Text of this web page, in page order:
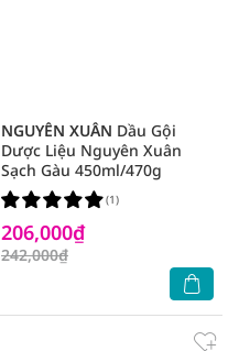
NGUYÊN XUÂN Dầu Gội
Dược Liệu Nguyên Xuân
Sạch Gàu 450ml/470g
206,000₫
242,000₫
(1)